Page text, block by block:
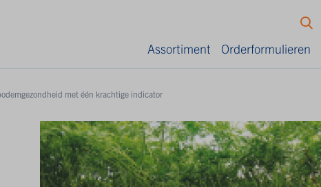
Assortiment Orderformulieren
met één krachtige indicator